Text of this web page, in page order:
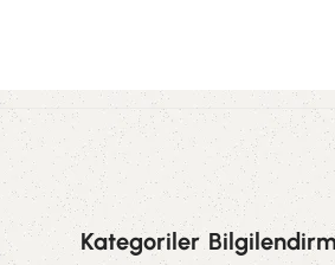
Kategoriler